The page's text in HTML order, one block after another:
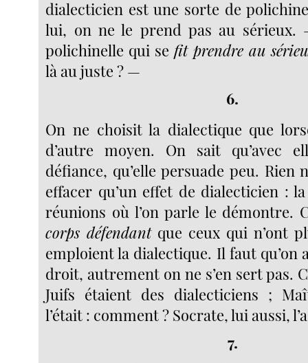
dialecticien est une sorte de
lui, on ne le prend pas au sérieux.
polichinelle qui sefit prendre au
là au juste ? —
6.
On ne choisit la dialectique que
d’autre moyen. On sait qu’avec
défiance, qu’elle persuade peu. Rien
effacer qu’un effet de dialecticien :
réunions où l’on parle le démontre.
corps défendantque ceux qui n’ont
emploient la dialectique. Il faut qu’on
droit, autrement on ne s’en sert pas.
Juifs étaient des dialecticiens ;
l’était : comment ? Socrate, lui aussi,
7.